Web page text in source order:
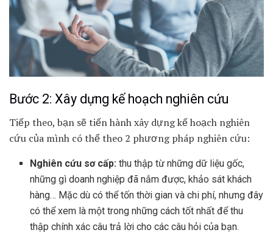
Bước 2: Xây dựng kế hoạch nghiên cứu
Tiếp theo, bạn sẽ tiến hành xây dựng kế hoạch nghiên
cứu của mình có thể theo 2 phương pháp nghiên cứu:
Nghiên cứu sơ cấp: thu thập từ những dữ liệu gốc,
những gì doanh nghiệp đã nắm được, khảo sát khách
hàng… Mặc dù có thể tốn thời gian và chi phí, nhưng đây
có thể xem là một trong những cách tốt nhất để thu
thập chính xác câu trả lời cho các câu hỏi của bạn.